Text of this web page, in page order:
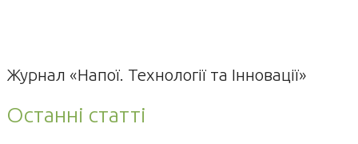
Журнал «Напої. Технології та Інновації»
Останні статті